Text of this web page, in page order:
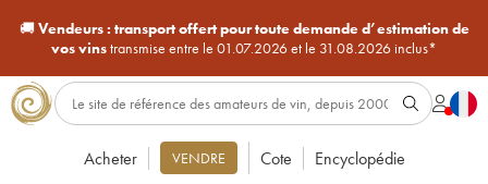
🚚Vendeurs : transport offert pour toute demande d’estimation de
vos vinstransmise entre le 01.07.2026 et le 31.08.2026 inclus*
Acheter VENDRE Cote Encyclopédie